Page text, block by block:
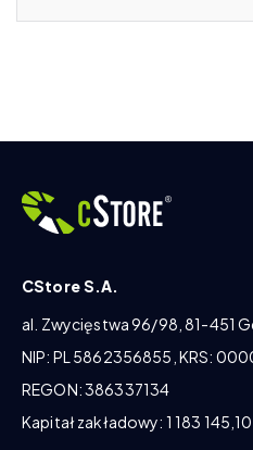
CStore S.A.
al. Zwycięstwa 96/98, 81-451
NIP: PL 5862356855, KRS:
REGON: 386337134
Kapitał zakładowy: 1 183 145,10